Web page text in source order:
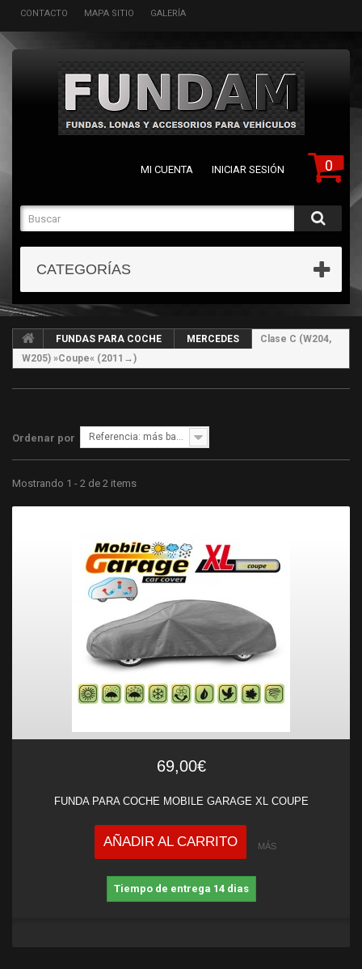
CONTACTO MAPA SITIO GALERÍA
0
MI CUENTA INICIAR SESIÓN
CATEGORÍAS
FUNDAS PARA COCHE MERCEDES
Clase C (W204,
W205) »Coupe« (2011→)
Ordenar por Referencia: más bajo primero
Mostrando 1 - 2 de 2 items
69,00€
FUNDA PARA COCHE MOBILE GARAGE XL COUPE
AÑADIR AL CARRITO MÁS
Tiempo de entrega 14 dias